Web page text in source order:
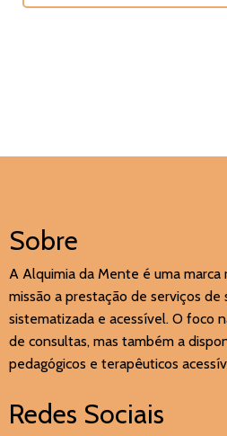
Sobre
A Alquimia da Mente é uma
missão a prestação de serviços
sistematizada e acessível. O foco
de consultas, mas também a
pedagógicos e terapêuticos
Redes Sociais